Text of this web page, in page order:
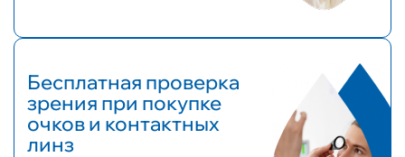
Бесплатная проверка
зрения при покупке
очков и контактных
линз